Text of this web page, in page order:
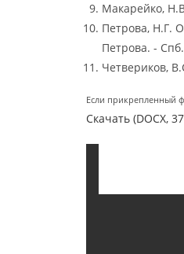
Макарейко,
Петрова, Н.Г.
Петрова. -
Четвериков,
Если прикрепленный
Скачать (DOCX,